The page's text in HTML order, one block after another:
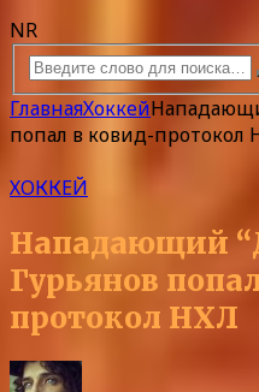
NR
ГлавнаяХоккей
попал в ковид-протокол
ХОККЕЙ
Нападающий
Гурьянов
протокол НХЛ